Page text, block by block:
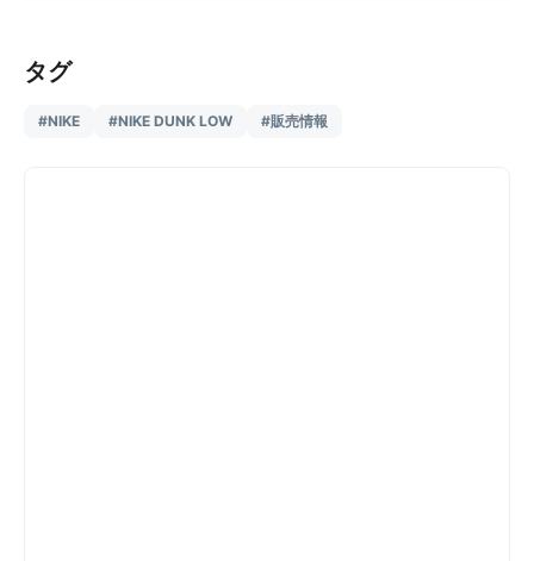
タグ
#NIKE #NIKE DUNK LOW #販売情報